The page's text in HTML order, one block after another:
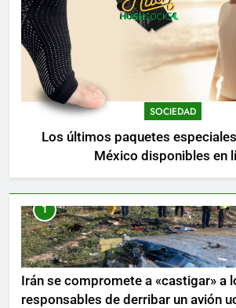
SOCIEDAD
Los últimos paquetes
México disponibles en
1
Irán se compromete a «castigar» a
responsables de derribar un avión